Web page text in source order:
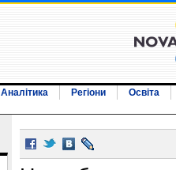
Аналітика Регіони
Освіта